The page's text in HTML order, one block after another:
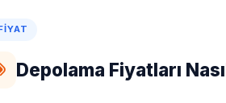
Depolama Fiyatları